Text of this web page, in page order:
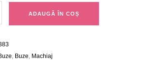
ADAUGĂ ÎN COȘ
Buze Machiaj